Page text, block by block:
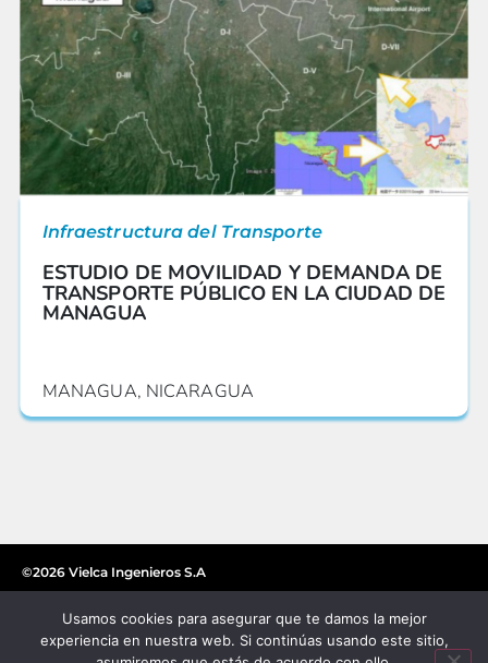
Infraestructura del Transporte
ESTUDIO DE MOVILIDAD Y DEMANDA DE
TRANSPORTE PÚBLICO EN LA CIUDAD DE
MANAGUA
MANAGUA, NICARAGUA
©2026 Vielca Ingenieros S.A
Usamos cookies para asegurar que te damos la mejor
experiencia en nuestra web. Si continúas usando este sitio,